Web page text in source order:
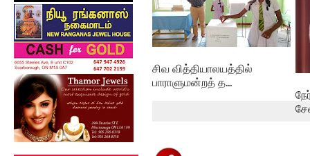
சிவ வித்தியாலயத்தில்
பாராளுமன்றத் த...